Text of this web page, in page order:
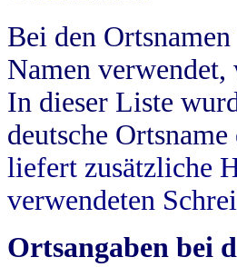
Bei den
Namen
In dieser Liste
deutsche
liefert zusätzliche
verwendeten
Ortsangaben bei